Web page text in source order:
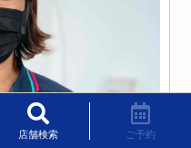
店舗検索 ご予約